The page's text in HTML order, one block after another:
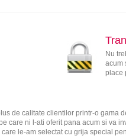
Nu
acum
place
de calitate clientilor printr-o gama
care ni l-ati oferit pana acum si va
le-am selectat cu grija special